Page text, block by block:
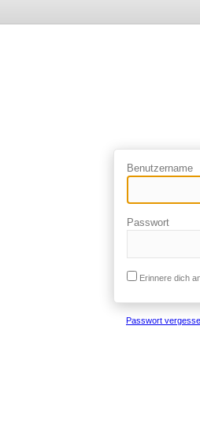
Benutzername
Passwort
Erinnere dich
Passwort